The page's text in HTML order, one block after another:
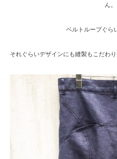
ん。
ベルトループぐら
それぐらいデザインにも縫製もこだわ